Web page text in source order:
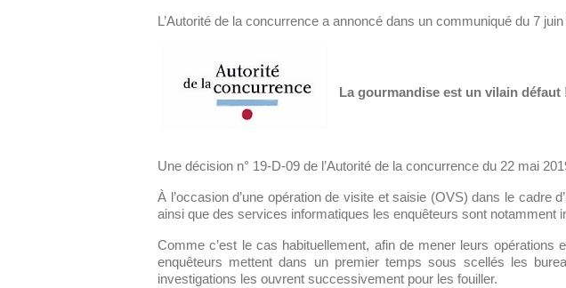
L’Autorité de la concurrence a annoncé dans un communiqué du 7
La gourmandise est un vilain défaut
Une décision n° 19-D-09 de l’Autorité de la concurrence du 22 mai
À l’occasion d’une opération de visite et saisie (OVS) dans le cadre
ainsi que des services informatiques les enquêteurs sont notamment
Comme c’est le cas habituellement, afin de mener leurs
enquêteurs mettent dans un premier temps sous scellés les
investigations les ouvrent successivement pour les fouiller.